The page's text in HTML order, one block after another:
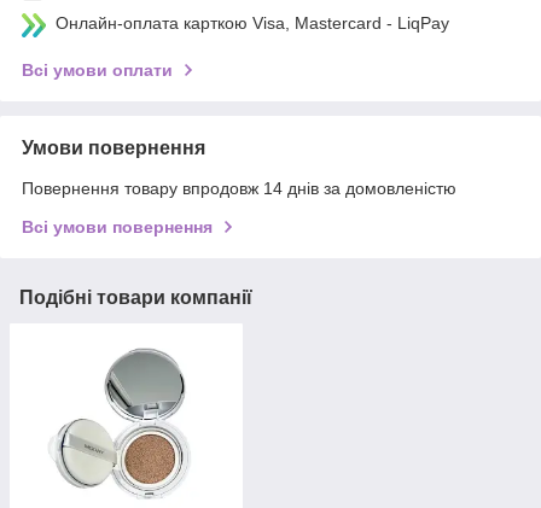
Онлайн-оплата карткою Visa, Mastercard - LiqPay
Всі умови оплати
Умови повернення
Повернення товару впродовж 14 днів за домовленістю
Всі умови повернення
Подібні товари компанії